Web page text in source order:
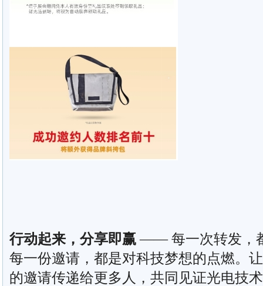
行动起来，分享即赢—— 每一次转发，
每一份邀请，都是对科技梦想的点燃。
的邀请传递给更多人，共同见证光电技